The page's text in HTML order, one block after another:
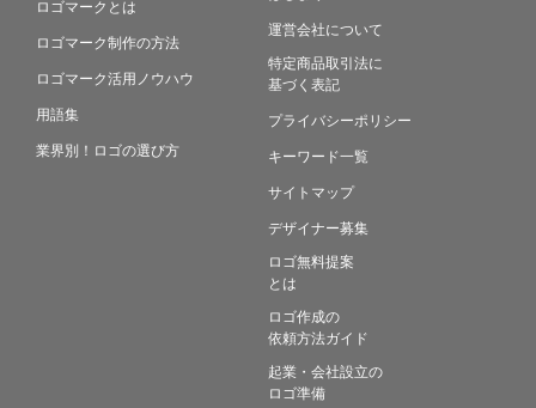
ロゴマークとは
ロゴマーク制作の方法
ロゴマーク活用ノウハウ
用語集
業界別！ロゴの選び方
運営会社について
特定商品取引法に
基づく表記
プライバシーポリシー
キーワード一覧
サイトマップ
デザイナー募集
ロゴ無料提案
とは
ロゴ作成の
依頼方法ガイド
起業・会社設立の
ロゴ準備